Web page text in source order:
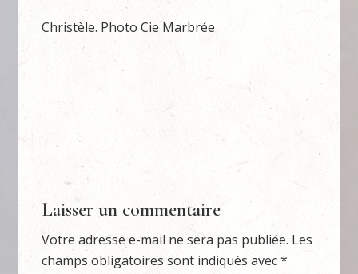
Christèle. Photo Cie Marbrée
Laisser un commentaire
Votre adresse e-mail ne sera pas publiée. Les
champs obligatoires sont indiqués avec*